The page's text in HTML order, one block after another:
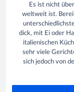
Es ist nicht
weltweit ist.
dick, mit Ei oder
italienischen
sehr viele
sich jedoch von